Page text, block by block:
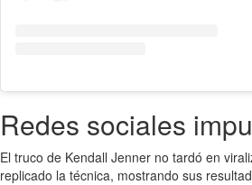
Redes sociales
El truco de Kendall Jenner no tardó en
replicado la técnica, mostrando sus